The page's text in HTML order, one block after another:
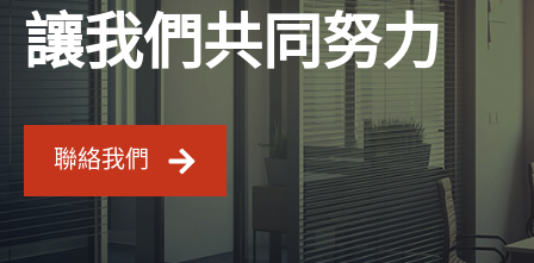
讓我們共同努力
聯絡我們